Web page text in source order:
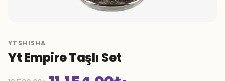
YTSHISHA
Yt Empire Taşlı Set